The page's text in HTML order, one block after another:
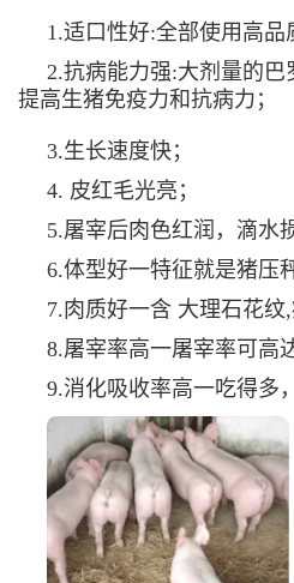
1.适口性好:全部使用高品
2.抗病能力强:大剂量的
提高生猪免疫力和抗病力；
3.生长速度快；
4. 皮红毛光亮；
5.屠宰后肉色红润，滴水
6.体型好一特征就是猪压
7.肉质好一含 大理石花纹
8.屠宰率高一屠宰率可高
9.消化吸收率高一吃得多